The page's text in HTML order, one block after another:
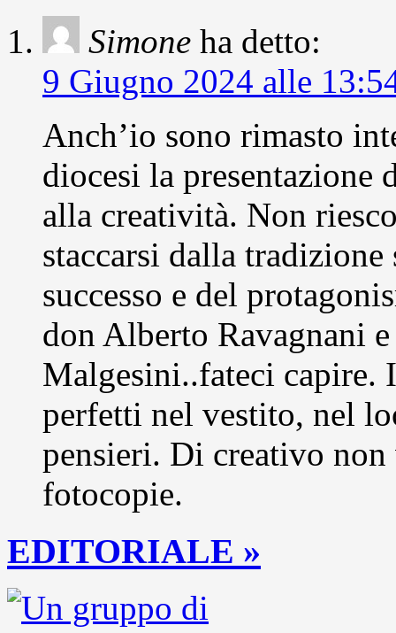
Simone ha detto:
9 Giugno 2024 alle
Anch’io sono rimasto
diocesi la
alla creatività. Non
staccarsi dalla
successo e del
don Alberto Ravagnani
Malgesini..fateci
perfetti nel vestito, nel
pensieri. Di creativo
fotocopie.
EDITORIALE »